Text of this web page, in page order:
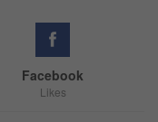
Facebook
Likes